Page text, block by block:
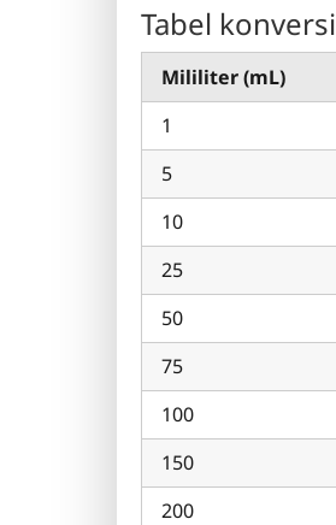
Tabel konversi
Mililiter (mL)
1
5
10
25
50
75
100
150
200